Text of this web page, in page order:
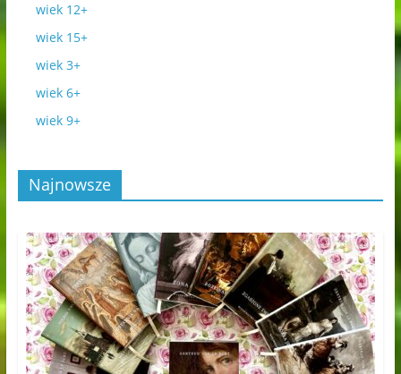
wiek 12+
wiek 15+
wiek 3+
wiek 6+
wiek 9+
Najnowsze